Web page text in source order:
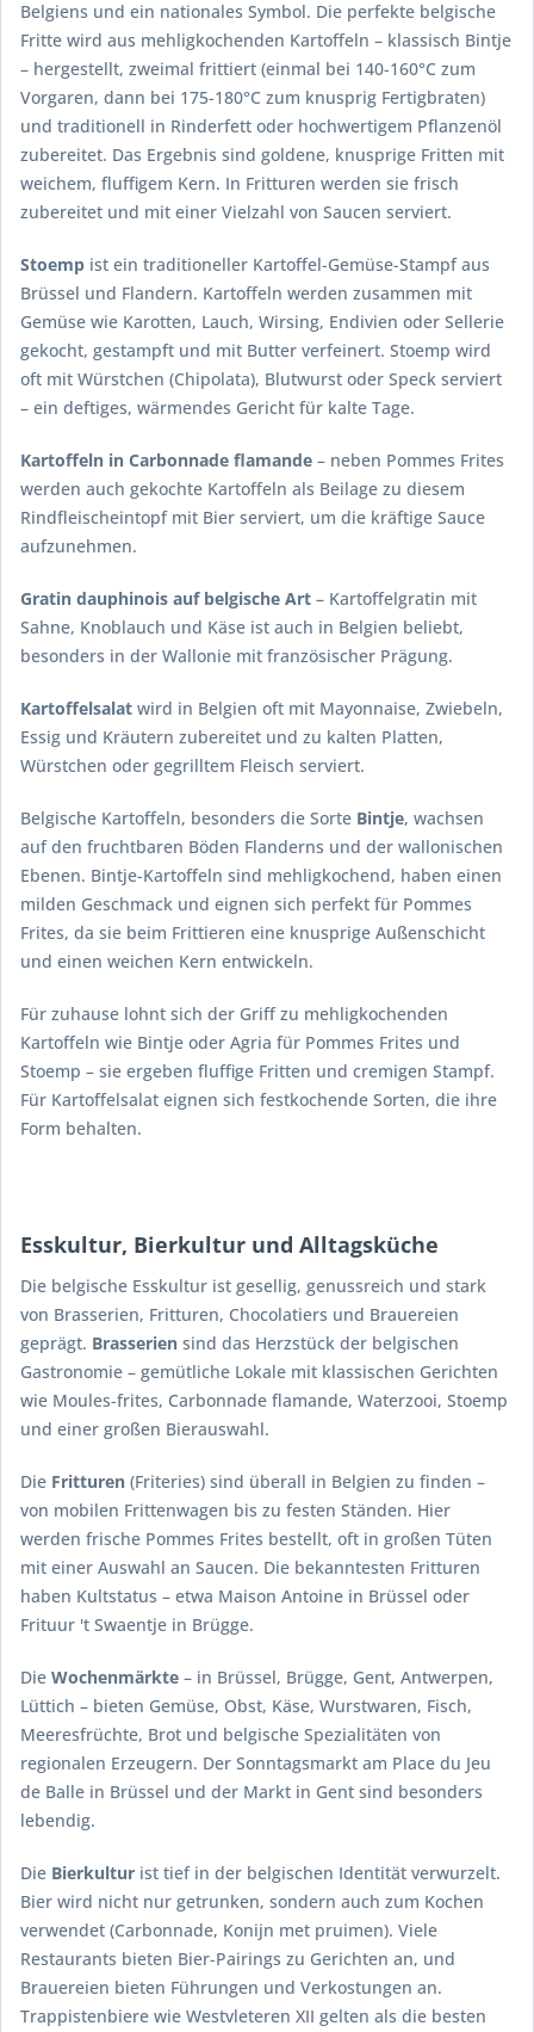
Belgiens und ein nationales Symbol. Die perfekte belgische
Fritte wird aus mehligkochenden Kartoffeln – klassisch Bintje
– hergestellt, zweimal frittiert (einmal bei 140-160°C zum
Vorgaren, dann bei 175-180°C zum knusprig Fertigbraten)
und traditionell in Rinderfett oder hochwertigem Pflanzenöl
zubereitet. Das Ergebnis sind goldene, knusprige Fritten mit
weichem, fluffigem Kern. In Fritturen werden sie frisch
zubereitet und mit einer Vielzahl von Saucen serviert.
Stoemp ist ein traditioneller Kartoffel-Gemüse-Stampf aus
Brüssel und Flandern. Kartoffeln werden zusammen mit
Gemüse wie Karotten, Lauch, Wirsing, Endivien oder Sellerie
gekocht, gestampft und mit Butter verfeinert. Stoemp wird
oft mit Würstchen (Chipolata), Blutwurst oder Speck serviert
– ein deftiges, wärmendes Gericht für kalte Tage.
Kartoffeln in Carbonnade flamande – neben Pommes Frites
werden auch gekochte Kartoffeln als Beilage zu diesem
Rindfleischeintopf mit Bier serviert, um die kräftige Sauce
aufzunehmen.
Gratin dauphinois auf belgische Art – Kartoffelgratin mit
Sahne, Knoblauch und Käse ist auch in Belgien beliebt,
besonders in der Wallonie mit französischer Prägung.
Kartoffelsalat wird in Belgien oft mit Mayonnaise, Zwiebeln,
Essig und Kräutern zubereitet und zu kalten Platten,
Würstchen oder gegrilltem Fleisch serviert.
Belgische Kartoffeln, besonders die Sorte Bintje, wachsen
auf den fruchtbaren Böden Flanderns und der wallonischen
Ebenen. Bintje-Kartoffeln sind mehligkochend, haben einen
milden Geschmack und eignen sich perfekt für Pommes
Frites, da sie beim Frittieren eine knusprige Außenschicht
und einen weichen Kern entwickeln.
Für zuhause lohnt sich der Griff zu mehligkochenden
Kartoffeln wie Bintje oder Agria für Pommes Frites und
Stoemp – sie ergeben fluffige Fritten und cremigen Stampf.
Für Kartoffelsalat eignen sich festkochende Sorten, die ihre
Form behalten.
Esskultur, Bierkultur und Alltagsküche
Die belgische Esskultur ist gesellig, genussreich und stark
von Brasserien, Fritturen, Chocolatiers und Brauereien
geprägt. Brasserien sind das Herzstück der belgischen
Gastronomie – gemütliche Lokale mit klassischen Gerichten
wie Moules-frites, Carbonnade flamande, Waterzooi, Stoemp
und einer großen Bierauswahl.
Die Fritturen (Friteries) sind überall in Belgien zu finden –
von mobilen Frittenwagen bis zu festen Ständen. Hier
werden frische Pommes Frites bestellt, oft in großen Tüten
mit einer Auswahl an Saucen. Die bekanntesten Fritturen
haben Kultstatus – etwa Maison Antoine in Brüssel oder
Frituur 't Swaentje in Brügge.
Die Wochenmärkte – in Brüssel, Brügge, Gent, Antwerpen,
Lüttich – bieten Gemüse, Obst, Käse, Wurstwaren, Fisch,
Meeresfrüchte, Brot und belgische Spezialitäten von
regionalen Erzeugern. Der Sonntagsmarkt am Place du Jeu
de Balle in Brüssel und der Markt in Gent sind besonders
lebendig.
Die Bierkultur ist tief in der belgischen Identität verwurzelt.
Bier wird nicht nur getrunken, sondern auch zum Kochen
verwendet (Carbonnade, Konijn met pruimen). Viele
Restaurants bieten Bier-Pairings zu Gerichten an, und
Brauereien bieten Führungen und Verkostungen an.
Trappistenbiere wie Westvleteren XII gelten als die besten